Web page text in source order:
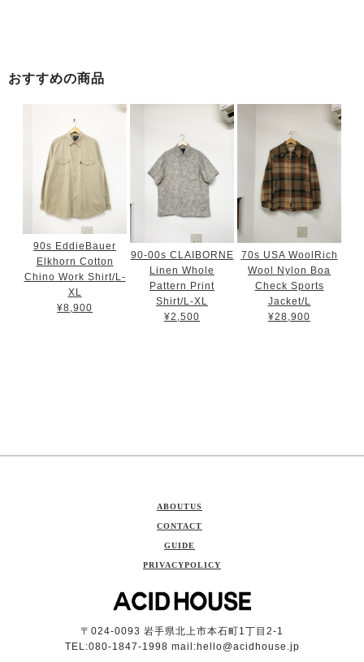
おすすめの商品
90s EddieBauer
Elkhorn Cotton
Chino Work Shirt/L-
XL
¥8,900
90-00s CLAIBORNE
Linen Whole
Pattern Print
Shirt/L-XL
¥2,500
70s USA WoolRich
Wool Nylon Boa
Check Sports
Jacket/L
¥28,900
ABOUTUS
CONTACT
GUIDE
PRIVACYPOLICY
〒024-0093 岩手県北上市本石町1丁目2-1
TEL:080-1847-1998 mail: hello@acidhouse.jp